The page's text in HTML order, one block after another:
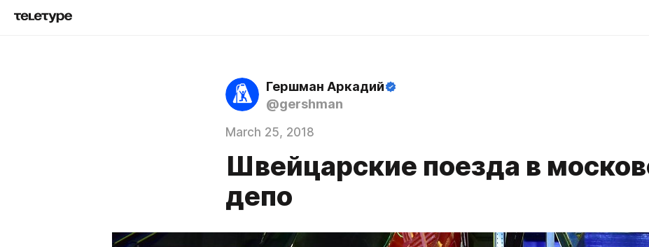
Гершман Аркадий
@gershman
March 25, 2018
Швейцарские поезда в
депо